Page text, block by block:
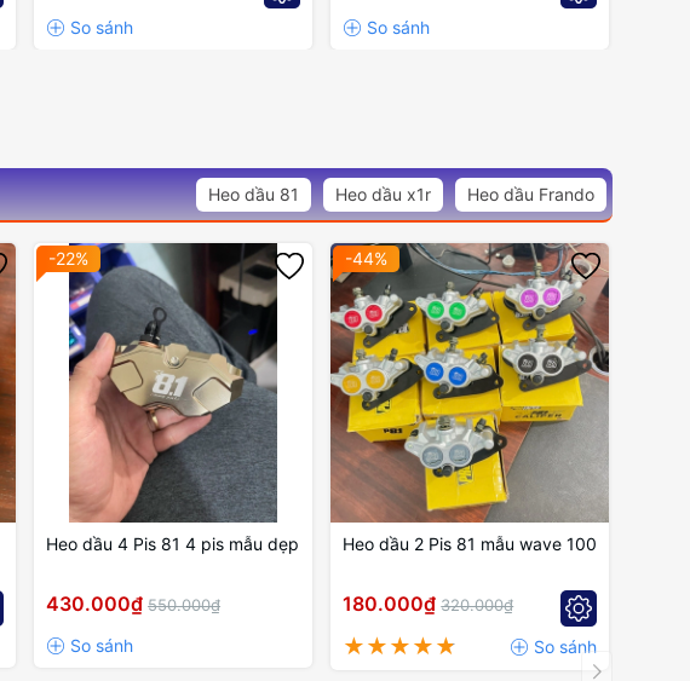
Heo dầu 81 Heo dầu x1r Heo dầu Frando
-22%
Heo dầu 4 Pis 81 4 pis mẫu dẹp
430.000₫ 550.000₫
-44%
Heo dầu 2 Pis 81 mẫu wave 100
180.000₫ 320.000₫